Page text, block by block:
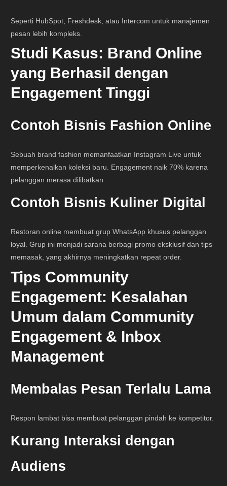
Seperti HubSpot, Freshdesk, atau Intercom untuk manajemen
pesan lebih kompleks.
Studi Kasus: Brand Online
yang Berhasil dengan
Engagement Tinggi
Contoh Bisnis Fashion Online
Sebuah brand fashion memanfaatkan Instagram Live untuk
memperkenalkan koleksi baru. Engagement naik 70% karena
pelanggan merasa dilibatkan.
Contoh Bisnis Kuliner Digital
Restoran online membuat grup WhatsApp khusus pelanggan
loyal. Grup ini menjadi sarana berbagi promo eksklusif dan tips
memasak, yang akhirnya meningkatkan repeat order.
Tips Community
Engagement: Kesalahan
Umum dalam Community
Engagement & Inbox
Management
Membalas Pesan Terlalu Lama
Respon lambat bisa membuat pelanggan pindah ke kompetitor.
Kurang Interaksi dengan
Audiens